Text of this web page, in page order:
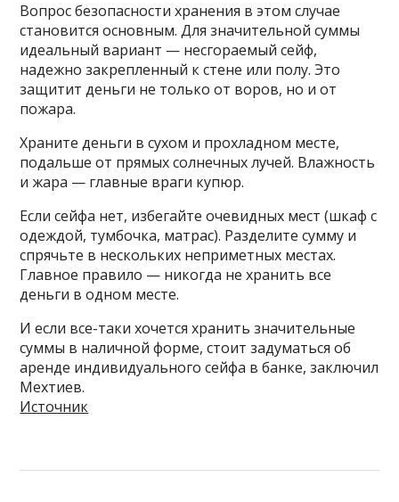
Вопрос безопасности хранения в этом случае
становится основным. Для значительной суммы
идеальный вариант — несгораемый сейф,
надежно закрепленный к стене или полу. Это
защитит деньги не только от воров, но и от
пожара.
Храните деньги в сухом и прохладном месте,
подальше от прямых солнечных лучей. Влажность
и жара — главные враги купюр.
Если сейфа нет, избегайте очевидных мест (шкаф с
одеждой, тумбочка, матрас). Разделите сумму и
спрячьте в нескольких неприметных местах.
Главное правило — никогда не хранить все
деньги в одном месте.
И если все-таки хочется хранить значительные
суммы в наличной форме, стоит задуматься об
аренде индивидуального сейфа в банке, заключил
Мехтиев.
Источник